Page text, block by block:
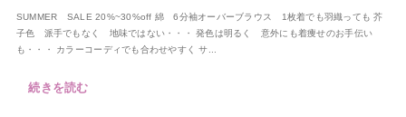
SUMMER SALE 20%~30%off 綿 6分袖オーバーブラウス 1枚着でも羽織っても 芥
子色 派手でもなく 地味ではない・・・ 発色は明るく 意外にも着痩せのお手伝い
も・・・ カラーコーディでも合わせやすく サ...
続きを読む